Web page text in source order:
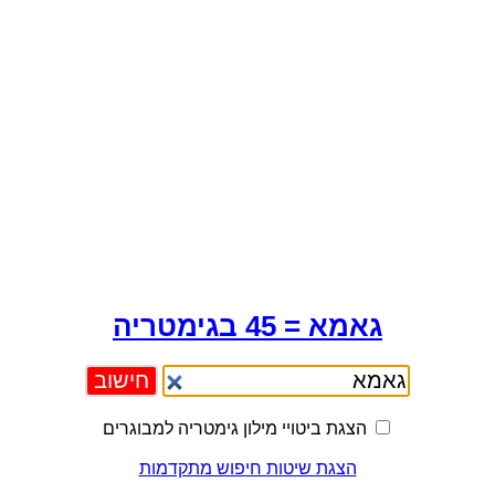
גאמא = 45 בגימטריה
הצגת ביטויי מילון גימטריה למבוגרים
הצגת שיטות חיפוש מתקדמות